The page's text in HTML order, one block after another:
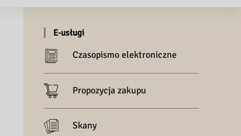
E-usługi
Czasopismo elektroniczne
Propozycja zakupu
Skany